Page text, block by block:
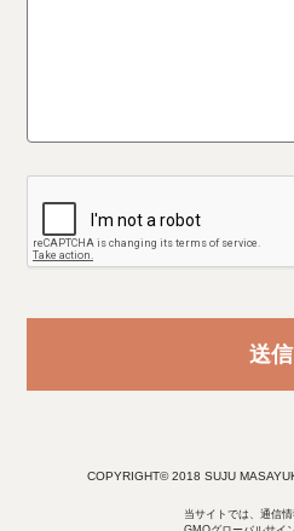
COPYRIGHT© 2018 SUJU
当サイトでは、通信